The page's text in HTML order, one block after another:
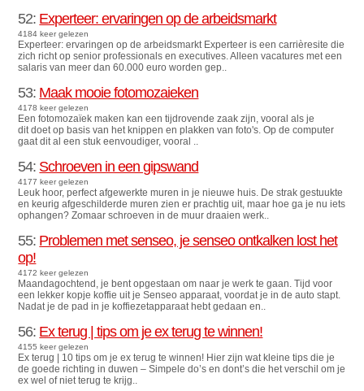
52: Experteer: ervaringen op de arbeidsmarkt
4184 keer gelezen
Experteer: ervaringen op de arbeidsmarkt Experteer is een carrièresite die
zich richt op senior professionals en executives. Alleen vacatures met een
salaris van meer dan 60.000 euro worden gep..
53: Maak mooie fotomozaieken
4178 keer gelezen
Een fotomozaïek maken kan een tijdrovende zaak zijn, vooral als je
dit doet op basis van het knippen en plakken van foto's. Op de computer
gaat dit al een stuk eenvoudiger, vooral ..
54: Schroeven in een gipswand
4177 keer gelezen
Leuk hoor, perfect afgewerkte muren in je nieuwe huis. De strak gestuukte
en keurig afgeschilderde muren zien er prachtig uit, maar hoe ga je nu iets
ophangen? Zomaar schroeven in de muur draaien werk..
55: Problemen met senseo, je senseo ontkalken lost het
op!
4172 keer gelezen
Maandagochtend, je bent opgestaan om naar je werk te gaan. Tijd voor
een lekker kopje koffie uit je Senseo apparaat, voordat je in de auto stapt.
Nadat je de pad in je koffiezetapparaat hebt gedaan en..
56: Ex terug | tips om je ex terug te winnen!
4155 keer gelezen
Ex terug | 10 tips om je ex terug te winnen! Hier zijn wat kleine tips die je
de goede richting in duwen – Simpele do’s en dont’s die het verschil om je
ex wel of niet terug te krijg..